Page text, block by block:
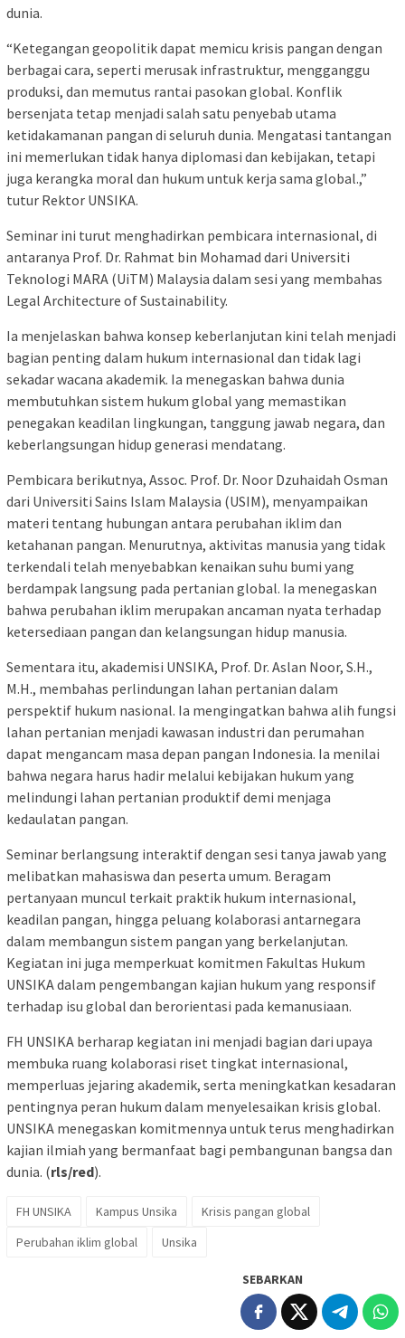
dunia.
“Ketegangan geopolitik dapat memicu krisis pangan dengan
berbagai cara, seperti merusak infrastruktur, mengganggu
produksi, dan memutus rantai pasokan global. Konflik
bersenjata tetap menjadi salah satu penyebab utama
ketidakamanan pangan di seluruh dunia. Mengatasi tantangan
ini memerlukan tidak hanya diplomasi dan kebijakan, tetapi
juga kerangka moral dan hukum untuk kerja sama global.,”
tutur Rektor UNSIKA.
Seminar ini turut menghadirkan pembicara internasional, di
antaranya Prof. Dr. Rahmat bin Mohamad dari Universiti
Teknologi MARA (UiTM) Malaysia dalam sesi yang membahas
Legal Architecture of Sustainability.
Ia menjelaskan bahwa konsep keberlanjutan kini telah menjadi
bagian penting dalam hukum internasional dan tidak lagi
sekadar wacana akademik. Ia menegaskan bahwa dunia
membutuhkan sistem hukum global yang memastikan
penegakan keadilan lingkungan, tanggung jawab negara, dan
keberlangsungan hidup generasi mendatang.
Pembicara berikutnya, Assoc. Prof. Dr. Noor Dzuhaidah Osman
dari Universiti Sains Islam Malaysia (USIM), menyampaikan
materi tentang hubungan antara perubahan iklim dan
ketahanan pangan. Menurutnya, aktivitas manusia yang tidak
terkendali telah menyebabkan kenaikan suhu bumi yang
berdampak langsung pada pertanian global. Ia menegaskan
bahwa perubahan iklim merupakan ancaman nyata terhadap
ketersediaan pangan dan kelangsungan hidup manusia.
Sementara itu, akademisi UNSIKA, Prof. Dr. Aslan Noor, S.H.,
M.H., membahas perlindungan lahan pertanian dalam
perspektif hukum nasional. Ia mengingatkan bahwa alih fungsi
lahan pertanian menjadi kawasan industri dan perumahan
dapat mengancam masa depan pangan Indonesia. Ia menilai
bahwa negara harus hadir melalui kebijakan hukum yang
melindungi lahan pertanian produktif demi menjaga
kedaulatan pangan.
Seminar berlangsung interaktif dengan sesi tanya jawab yang
melibatkan mahasiswa dan peserta umum. Beragam
pertanyaan muncul terkait praktik hukum internasional,
keadilan pangan, hingga peluang kolaborasi antarnegara
dalam membangun sistem pangan yang berkelanjutan.
Kegiatan ini juga memperkuat komitmen Fakultas Hukum
UNSIKA dalam pengembangan kajian hukum yang responsif
terhadap isu global dan berorientasi pada kemanusiaan.
FH UNSIKA berharap kegiatan ini menjadi bagian dari upaya
membuka ruang kolaborasi riset tingkat internasional,
memperluas jejaring akademik, serta meningkatkan kesadaran
pentingnya peran hukum dalam menyelesaikan krisis global.
UNSIKA menegaskan komitmennya untuk terus menghadirkan
kajian ilmiah yang bermanfaat bagi pembangunan bangsa dan
dunia. (rls/red).
FH UNSIKA Kampus Unsika
Krisis pangan global
Perubahan iklim global
Unsika
SEBARKAN